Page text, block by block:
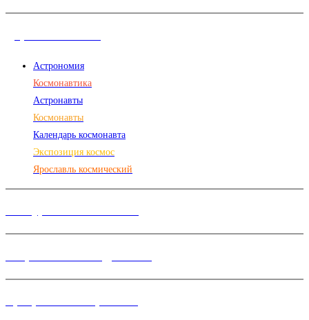
Астрономия
Космонавтика
Астронавты
Космонавты
Календарь космонавта
Экспозиция космос
Ярославль космический